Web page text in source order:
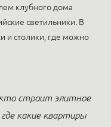
клубного дома
светильники. В
и столики, где можно
строит элитное
какие квартиры